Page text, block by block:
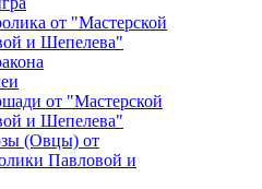
от "Мастерской
и Шепелева"
от "Мастерской
и Шепелева"
(Овцы) от
Павловой и